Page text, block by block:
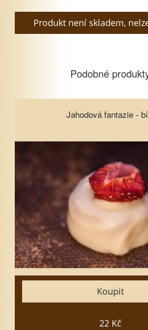
Produkt není skladem,
Podobné
Jahodová fantazie -
Koupit
22 Kč
Jahodová fantazie - bílá
Vyberte množství
1
25
30
35